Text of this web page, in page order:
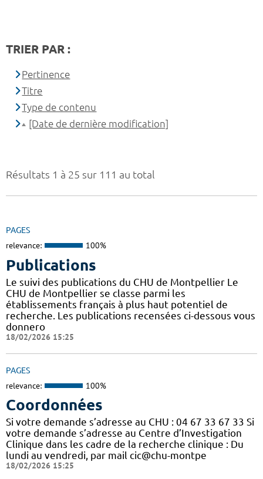
Résultats 1 à 25 sur 111 au total
PAGES
relevance: 100%
Publications
Le suivi des publications du CHU de Montpellier Le
CHU de Montpellier se classe parmi les
établissements français à plus haut potentiel de
recherche. Les publications recensées ci-dessous vous
donnero
18/02/2026 15:25
PAGES
relevance: 100%
Coordonnées
Si votre demande s’adresse au CHU : 04 67 33 67 33 Si
votre demande s’adresse au Centre d’Investigation
Clinique dans les cadre de la recherche clinique : Du
lundi au vendredi, par mail cic@chu-montpe
18/02/2026 15:25
TRIER PAR :
Pertinence
Titre
Type de contenu
[Date de dernière modification]